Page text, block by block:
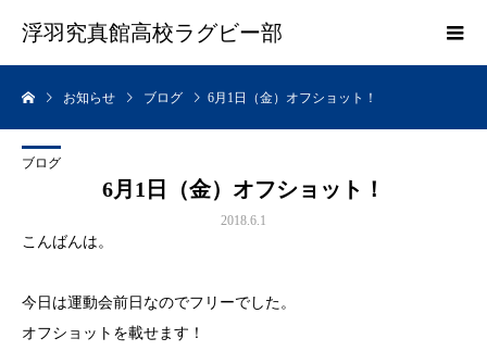
浮羽究真館高校ラグビー部
お知らせ ブログ 6月1日（金）オフショット！
ブログ
6月1日（金）オフショット！
2018.6.1
こんばんは。
今日は運動会前日なのでフリーでした。
オフショットを載せます！